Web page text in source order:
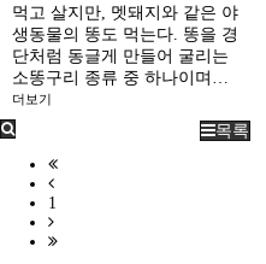
먹고 살지만, 멧돼지와 같은 야
생동물의 똥도 먹는다. 똥을 경
단처럼 동글게 만들어 굴리는
소똥구리 종류 중 하나이며…
더보기
목록
1